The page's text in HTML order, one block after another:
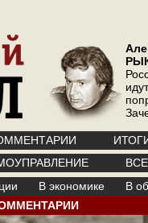
В экономике
В